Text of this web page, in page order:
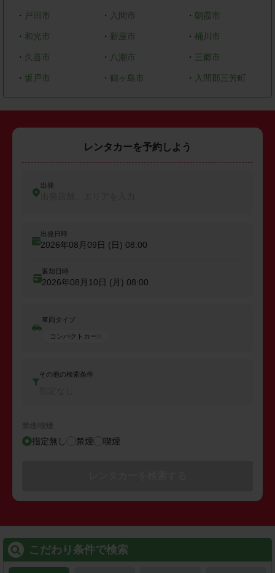
・ 戸田市 ・ 入間市 ・ 朝霞市
・ 和光市 ・ 新座市 ・ 桶川市
・ 久喜市 ・ 八潮市 ・ 三郷市
・ 坂戸市 ・ 鶴ヶ島市 ・ 入間郡三芳町
レンタカーを予約しよう
出発
出発日時
2026年08月09日 (日) 08:00
返却日時
2026年08月10日 (月) 08:00
車両タイプ
コンパクトカー
その他の検索条件
禁煙/喫煙
指定無し 禁煙 喫煙
こだわり条件で検索